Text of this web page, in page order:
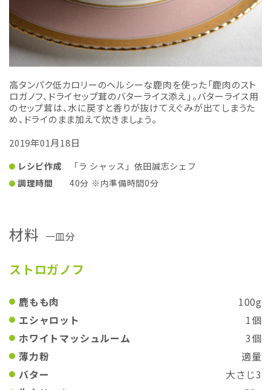
高タンパク低カロリーのヘルシーな鹿肉を使った「鹿肉のスト
ロガノフ、ドライセップ茸のバターライス添え」。バターライス用
のセップ茸は、水に戻すと香りが抜けてえぐみが出てしまうた
め、ドライのまま加えて炊きましょう。
2019年01月18日
レシピ作成
「ラ シャッス」依田誠志シェフ
調理時間
40分 ※内準備時間0分
材料 一皿分
ストロガノフ
鹿もも肉
100g
エシャロット
1個
ホワイトマッシュルーム
3個
薄力粉
適量
バター
大さじ3